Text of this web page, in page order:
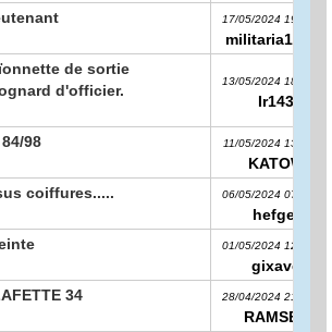
17/05/2024 19:19:39
militaria14700
de sortie
d'officier.
13/05/2024 18:52:56
Ir143
98 11/05/2024 13:39:43
KATOW
coiffures.....
06/05/2024 07:36:15
hefger
01/05/2024 12:25:29
gixave
34
28/04/2024 21:22:05
RAMSES